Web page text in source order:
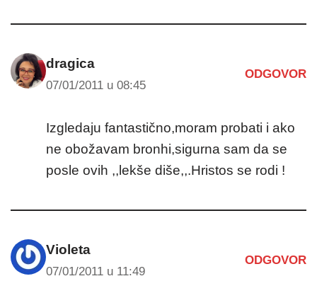
dragica
07/01/2011 u 08:45
ODGOVOR
Izgledaju fantastično,moram probati i ako
ne obožavam bronhi,sigurna sam da se
posle ovih ,,lekše diše,,.Hristos se rodi !
Violeta
07/01/2011 u 11:49
ODGOVOR